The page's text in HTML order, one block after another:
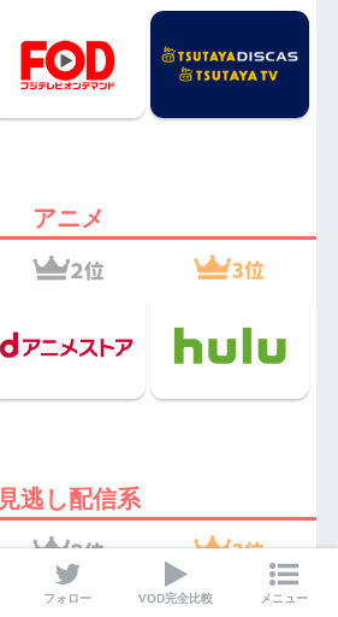
アニメ
見逃し配信系
フォロー VOD完全比較 メニュー